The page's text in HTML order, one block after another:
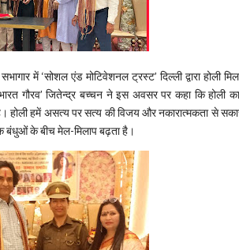
में ‘सोशल एंड मोटिवेशनल ट्रस्ट’ दिल्ली द्वारा होली
गौरव’ जितेन्द्र बच्चन ने इस अवसर पर कहा कि होली का
होली हमें असत्य पर सत्य की विजय और नकारात्मकता से
बंधुओं के बीच मेल-मिलाप बढ़ता है।